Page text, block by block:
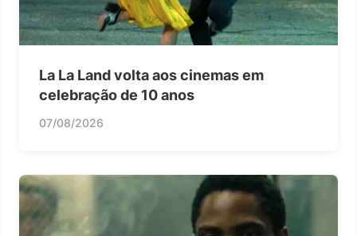
La La Land volta aos cinemas em
celebração de 10 anos
07/08/2026